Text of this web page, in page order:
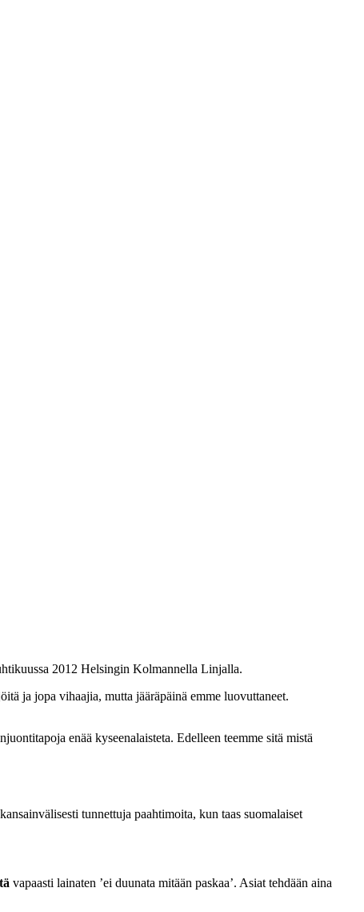
2012 Helsingin Kolmannella Linjalla.
ja jopa vihaajia, mutta jääräpäinä emme luovuttaneet.
enää kyseenalaisteta. Edelleen teemme sitä mistä
tunnettuja paahtimoita, kun taas suomalaiset
vapaasti lainaten ’ei duunata mitään paskaa’. Asiat tehdään aina